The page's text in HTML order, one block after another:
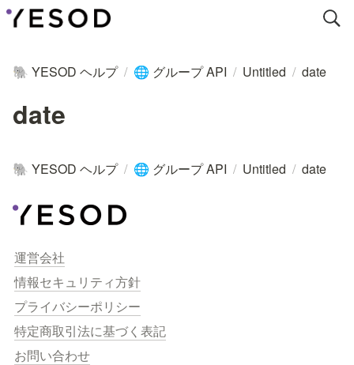
🐘 YESOD ヘルプ / 🌐 グループ API / Untitled / date
date
🐘 YESOD ヘルプ / 🌐 グループ API / Untitled / date
運営会社
情報セキュリティ方針
プライバシーポリシー
特定商取引法に基づく表記
お問い合わせ